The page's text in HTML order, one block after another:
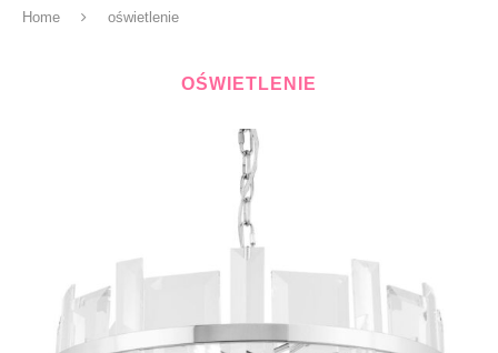
Home oświetlenie
OŚWIETLENIE